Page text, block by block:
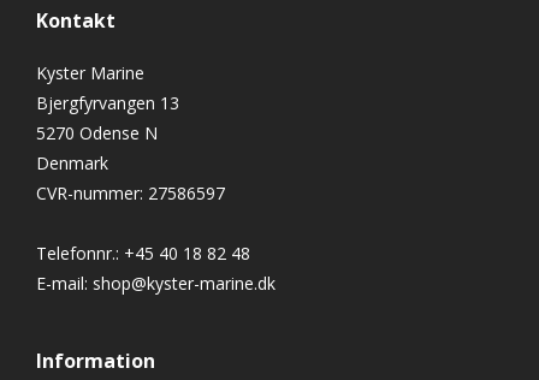
Kontakt
Kyster Marine
Bjergfyrvangen 13
5270 Odense N
Denmark
CVR-nummer: 27586597
Telefonnr.: +45 40 18 82 48
E-mail: shop@kyster-marine.dk
Information